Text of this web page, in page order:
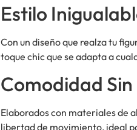
Estilo
Con un diseño que realza tu
toque chic que se adapta a
Comodidad
Elaborados con materiales de
libertad de movimiento, ideal